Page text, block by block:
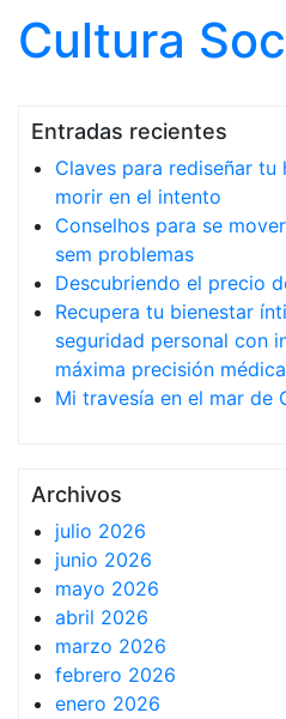
Cultura
Entradas recientes
Claves para rediseñar
morir en el intento
Conselhos para se
sem problemas
Descubriendo el precio
Recupera tu bienestar
seguridad personal con
máxima precisión médica
Mi travesía en el mar de
Archivos
julio 2026
junio 2026
mayo 2026
abril 2026
marzo 2026
febrero 2026
enero 2026